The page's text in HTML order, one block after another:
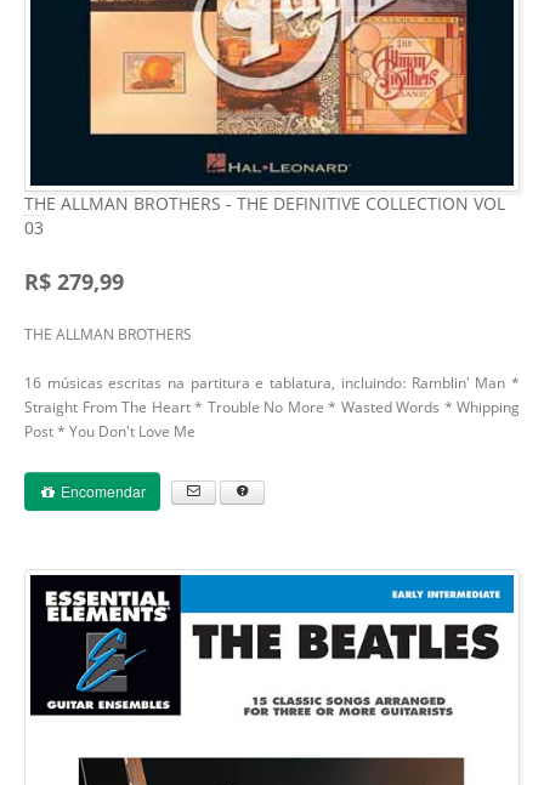
THE ALLMAN BROTHERS - THE DEFINITIVE COLLECTION VOL
03
R$ 279,99
THE ALLMAN BROTHERS
16 músicas escritas na partitura e tablatura, incluindo: Ramblin' Man *
Straight From The Heart * Trouble No More * Wasted Words * Whipping
Post * You Don't Love Me
Encomendar